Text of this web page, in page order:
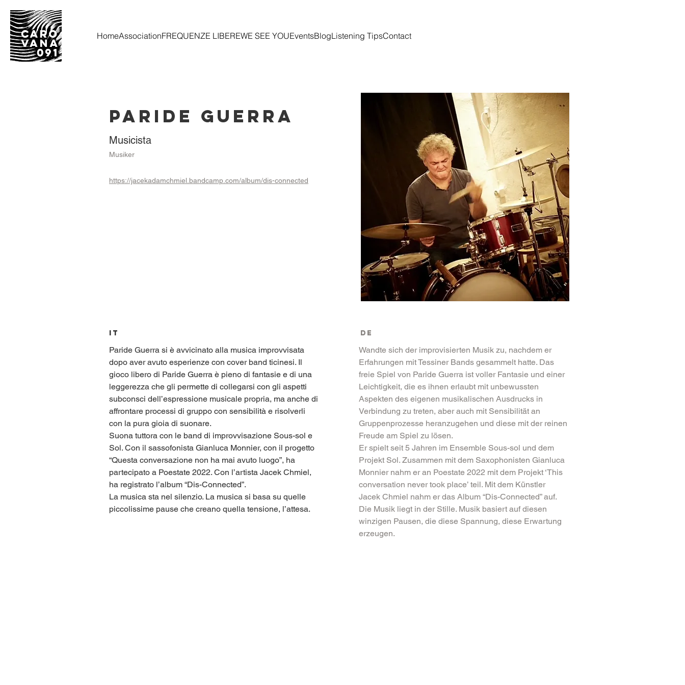
HomeAssociationFREQUENZE LIBEREWE SEE YOUEventsBlogListening TipsContact
Paride Guerra
Musicista
Musiker
https://jacekadamchmiel.bandcamp.com/album/dis-connected
IT
Paride Guerra si è avvicinato alla musica improvvisata
dopo aver avuto esperienze con cover band ticinesi. Il
gioco libero di Paride Guerra è pieno di fantasie e di una
leggerezza che gli permette di collegarsi con gli aspetti
subconsci dell’espressione musicale propria, ma anche di
affrontare processi di gruppo con sensibilità e risolverli
con la pura gioia di suonare.
Suona tuttora con le band di improvvisazione Sous-sol e
Sol. Con il sassofonista Gianluca Monnier, con il progetto
“Questa conversazione non ha mai avuto luogo”, ha
partecipato a Poestate 2022. Con l’artista Jacek Chmiel,
ha registrato l’album “Dis-Connected”.
La musica sta nel silenzio. La musica si basa su quelle
piccolissime pause che creano quella tensione, l’attesa.
DE
Wandte sich der improvisierten Musik zu, nachdem er
Erfahrungen mit Tessiner Bands gesammelt hatte. Das
freie Spiel von Paride Guerra ist voller Fantasie und einer
Leichtigkeit, die es ihnen erlaubt mit unbewussten
Aspekten des eigenen musikalischen Ausdrucks in
Verbindung zu treten, aber auch mit Sensibilität an
Gruppenprozesse heranzugehen und diese mit der reinen
Freude am Spiel zu lösen.
Er spielt seit 5 Jahren im Ensemble Sous-sol und dem
Projekt Sol. Zusammen mit dem Saxophonisten Gianluca
Monnier nahm er an Poestate 2022 mit dem Projekt ‘This
conversation never took place’ teil. Mit dem Künstler
Jacek Chmiel nahm er das Album “Dis-Connected” auf.
Die Musik liegt in der Stille. Musik basiert auf diesen
winzigen Pausen, die diese Spannung, diese Erwartung
erzeugen.